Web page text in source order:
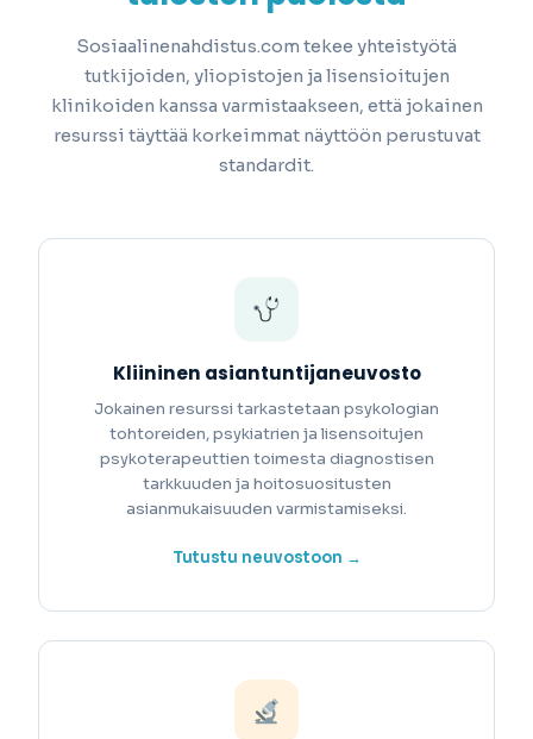
Sosiaalinenahdistus.com tekee yhteistyötä
tutkijoiden, yliopistojen ja lisensioitujen
klinikoiden kanssa varmistaakseen, että jokainen
resurssi täyttää korkeimmat näyttöön perustuvat
standardit.
Kliininen asiantuntijaneuvosto
Jokainen resurssi tarkastetaan psykologian
tohtoreiden, psykiatrien ja lisensoitujen
psykoterapeuttien toimesta diagnostisen
tarkkuuden ja hoitosuositusten
asianmukaisuuden varmistamiseksi.
Tutustu neuvostoon →